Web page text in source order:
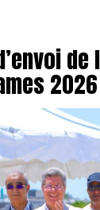
de
2026